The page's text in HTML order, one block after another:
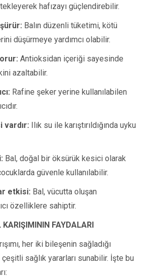
hafızayı güçlendirebilir.
Balın düzenli tüketimi, kötü
düşürmeye yardımcı olabilir.
Antioksidan içeriği sayesinde
azaltabilir.
Rafine şeker yerine kullanılabilen
vardır: Ilık su ile karıştırıldığında uyku
Bal, doğal bir öksürük kesici olarak
güvenle kullanılabilir.
etkisi: Bal, vücutta oluşan
özelliklere sahiptir.
FAYDALARI
her iki bileşenin sağladığı
sağlık yararları sunabilir. İşte bu